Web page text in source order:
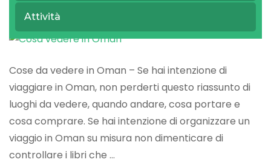
Attività
Cose da vedere in Oman – Se hai intenzione di
viaggiare in Oman, non perderti questo riassunto di
luoghi da vedere, quando andare, cosa portare e
cosa comprare. Se hai intenzione di organizzare un
viaggio in Oman su misura non dimenticare di
controllare i libri che …